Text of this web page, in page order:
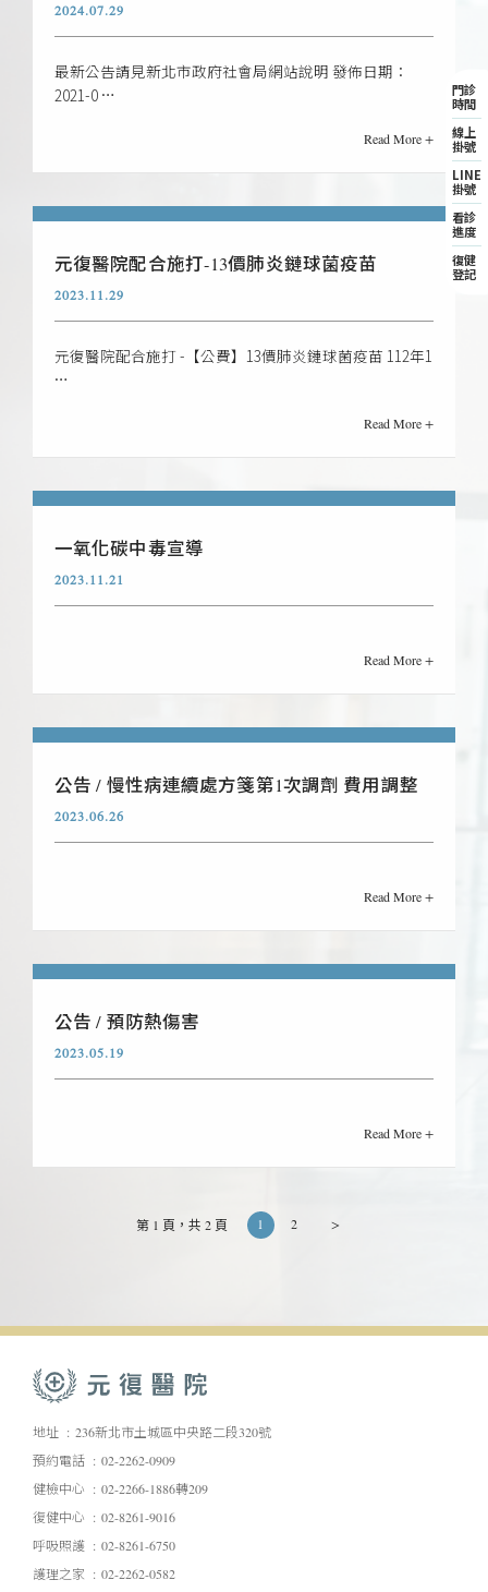
2024.07.29
最新公告請見新北市政府社會局網站說明 發佈日期：
2021-0 …
Read More +
元復醫院配合施打-13價肺炎鏈球菌疫苗
2023.11.29
元復醫院配合施打 -【公費】13價肺炎鏈球菌疫苗 112年1
…
Read More +
一氧化碳中毒宣導
2023.11.21
Read More +
公告 / 慢性病連續處方箋第1次調劑 費用調整
2023.06.26
Read More +
公告 / 預防熱傷害
2023.05.19
Read More +
第 1 頁，共 2 頁 1 2 >
地址
236新北市土城區中央路二段320號
預約電話
02-2262-0909
健檢中心
02-2266-1886轉209
復健中心
02-8261-9016
呼吸照護
02-8261-6750
護理之家
02-2262-0582
門診
時間
線上
掛號
LINE
掛號
看診
進度
復健
登記